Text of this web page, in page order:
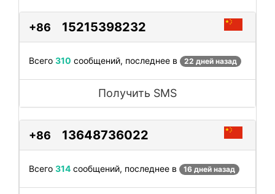
+86 15215398232
Всего 310 сообщений, последнее в 22 дней назад
Получить SMS
+86 13648736022
Всего 314 сообщений, последнее в 16 дней назад